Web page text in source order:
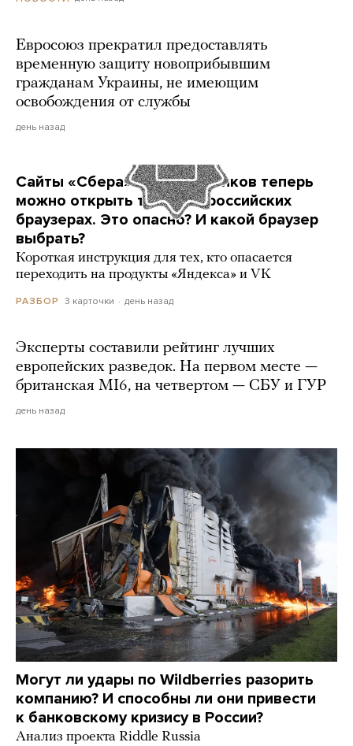
Евросоюз прекратил предоставлять
временную защиту новоприбывшим
гражданам Украины, не имеющим
освобождения от службы
день назад
Сайты «Сбера» и других банков теперь
можно открыть только в российских
браузерах. Это опасно? И какой браузер
выбрать?
Короткая инструкция для тех, кто опасается
переходить на продукты «Яндекса» и VK
РАЗБОР 3 карточки день назад
Эксперты составили рейтинг лучших
европейских разведок. На первом месте —
британская MI6, на четвертом — СБУ и ГУР
день назад
Могут ли удары по Wildberries разорить
компанию? И способны ли они привести
к банковскому кризису в России?
Анализ проекта Riddle Russia